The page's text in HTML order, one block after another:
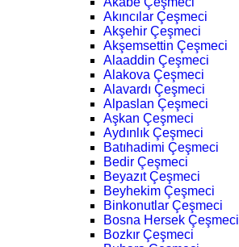
Akıncılar Çeşmeci
Akşehir Çeşmeci
Akşemsettin Çeşmeci
Alaaddin Çeşmeci
Alakova Çeşmeci
Alavardı Çeşmeci
Alpaslan Çeşmeci
Aşkan Çeşmeci
Aydınlık Çeşmeci
Batıhadimi Çeşmeci
Bedir Çeşmeci
Beyazıt Çeşmeci
Beyhekim Çeşmeci
Binkonutlar Çeşmeci
Bosna Hersek Çeşmeci
Bozkır Çeşmeci